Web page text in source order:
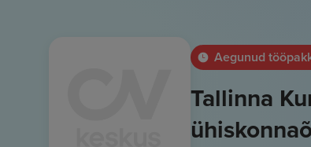
Aegunud
Tallinna